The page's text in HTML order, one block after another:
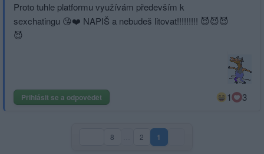
Proto tuhle platformu využívám především k
sexchatingu 😘❤️ NAPIŠ a nebudeš litovat!!!!!!!!! 😈😈😈
😈
Přihlásit se a odpovědět 1 3
8 2 1(aktuální strana)